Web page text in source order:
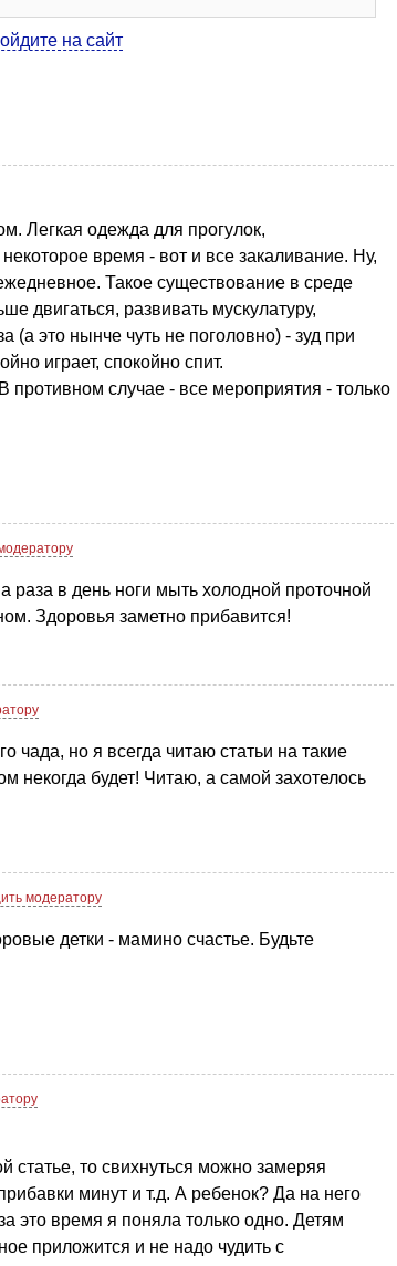
на сайт
Легкая одежда для прогулок,
время - вот и все закаливание. Ну,
Такое существование в среде
двигаться, развивать мускулатуру,
(а это нынче чуть не поголовно) - зуд при
играет, спокойно спит.
противном случае - все мероприятия - только
в день ноги мыть холодной проточной
Здоровья заметно прибавится!
чада, но я всегда читаю статьи на такие
некогда будет! Читаю, а самой захотелось
модератору
детки - мамино счастье. Будьте
статье, то свихнуться можно замеряя
минут и т.д. А ребенок? Да на него
это время я поняла только одно. Детям
приложится и не надо чудить с